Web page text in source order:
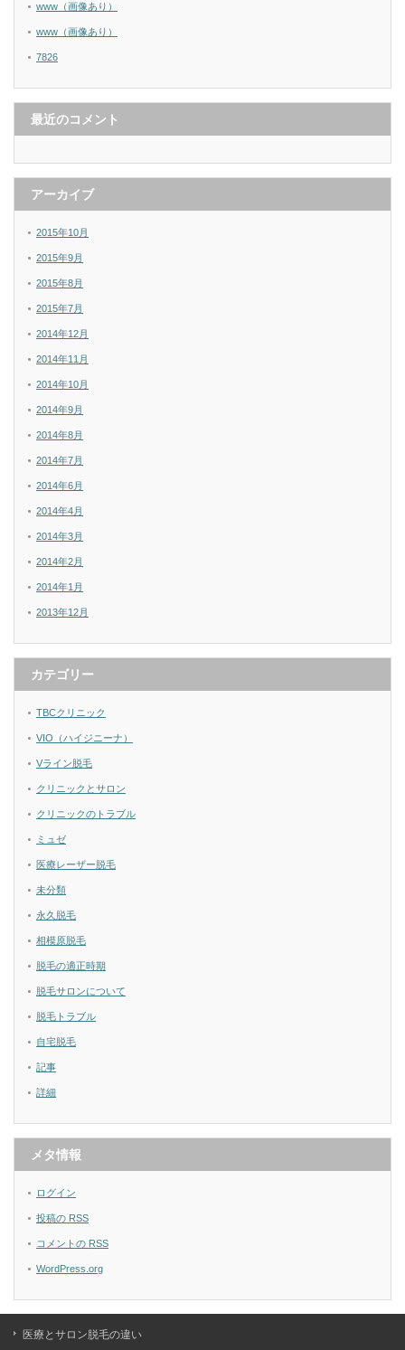
www（画像あり）
www（画像あり）
7826
最近のコメント
アーカイブ
2015年10月
2015年9月
2015年8月
2015年7月
2014年12月
2014年11月
2014年10月
2014年9月
2014年8月
2014年7月
2014年6月
2014年4月
2014年3月
2014年2月
2014年1月
2013年12月
カテゴリー
TBCクリニック
VIO（ハイジニーナ）
Vライン脱毛
クリニックとサロン
クリニックのトラブル
ミュゼ
医療レーザー脱毛
未分類
永久脱毛
相模原脱毛
脱毛の適正時期
脱毛サロンについて
脱毛トラブル
自宅脱毛
記事
詳細
メタ情報
ログイン
投稿の RSS
コメントの RSS
WordPress.org
医療とサロン脱毛の違い